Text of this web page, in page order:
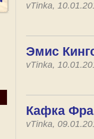
vTinka,
Эмис
vTinka,
Кафка
vTinka,